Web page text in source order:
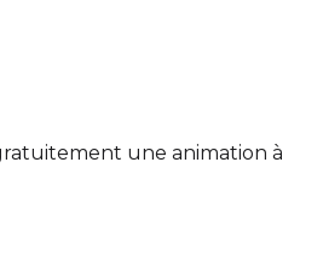
une animation à